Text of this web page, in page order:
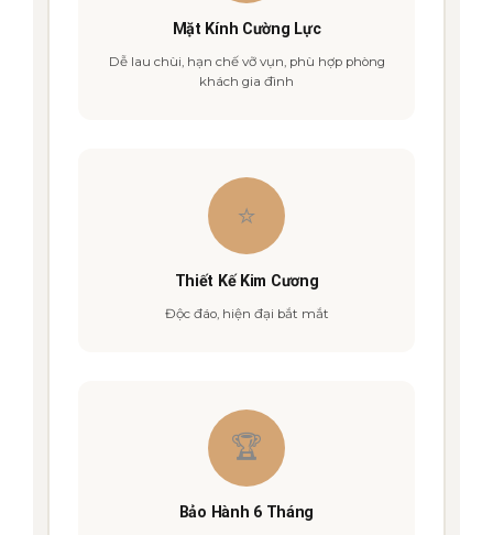
Mặt Kính Cường Lực
Dễ lau chùi, hạn chế vỡ vụn, phù hợp phòng
khách gia đình
⭐
Thiết Kế Kim Cương
Độc đáo, hiện đại bắt mắt
🏆
Bảo Hành 6 Tháng